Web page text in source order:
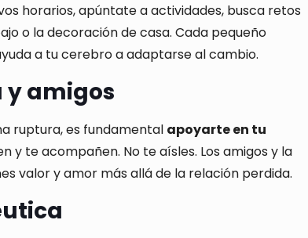
horarios, apúntate a actividades, busca retos
o la decoración de casa. Cada pequeño
a tu cerebro a adaptarse al cambio.
y amigos
ruptura, es fundamental apoyarte en tu
y te acompañen. No te aísles. Los amigos y la
valor y amor más allá de la relación perdida.